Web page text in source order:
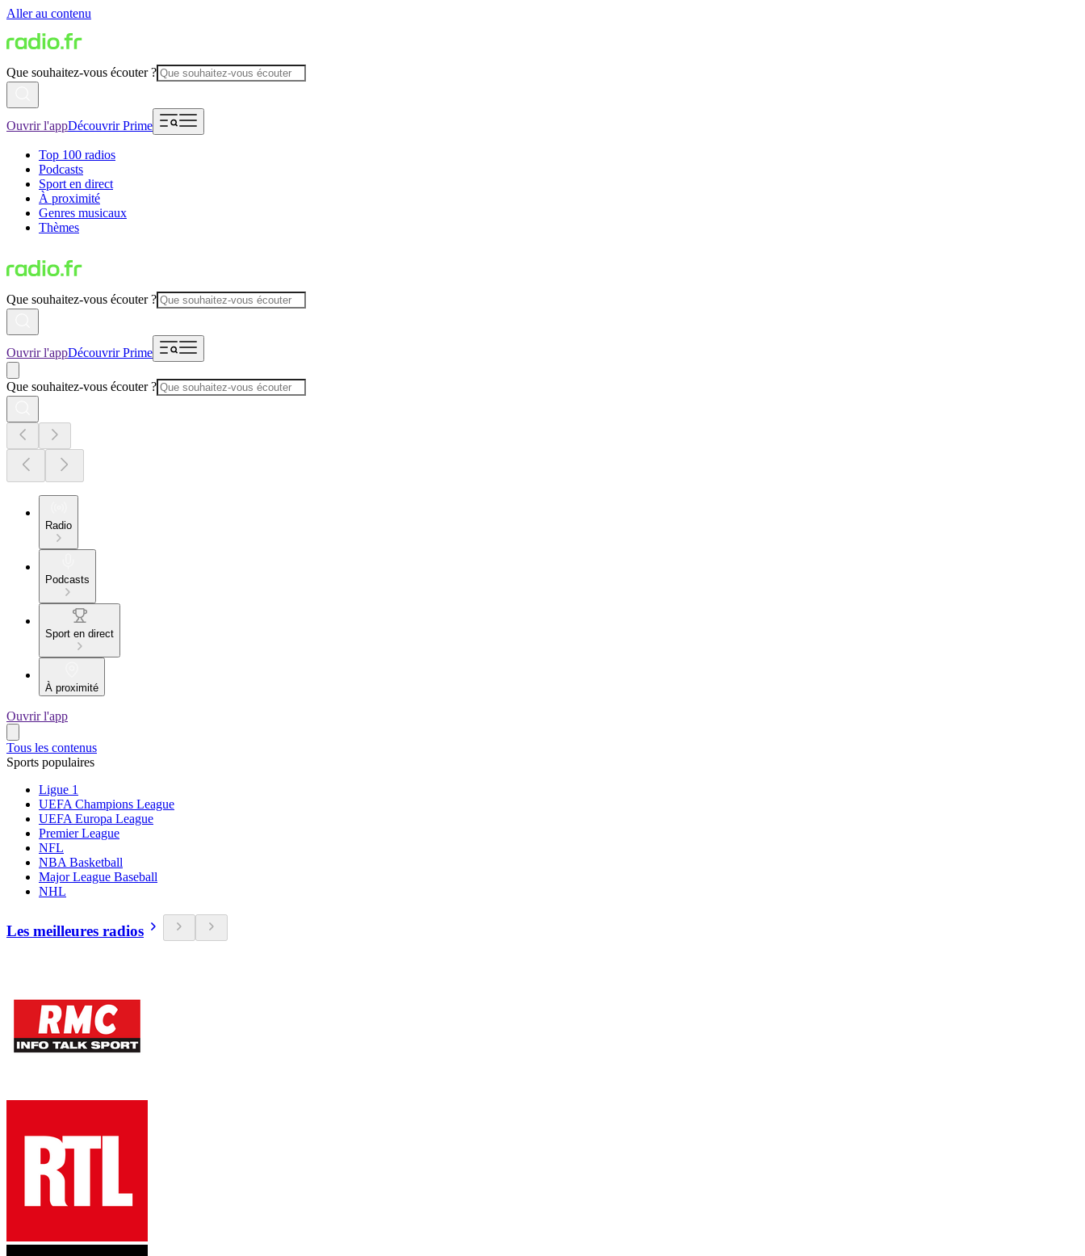
Aller au contenu
Que souhaitez-vous écouter ?
Ouvrir l'appDécouvrir Prime
Top 100 radios
Podcasts
Sport en direct
À proximité
Genres musicaux
Thèmes
Que souhaitez-vous écouter ?
Ouvrir l'appDécouvrir Prime
Que souhaitez-vous écouter ?
Radio
Podcasts
Sport en direct
À proximité
Ouvrir l'app
Tous les contenus
Sports populaires
Ligue 1
UEFA Champions League
UEFA Europa League
Premier League
NFL
NBA Basketball
Major League Baseball
NHL
Les meilleures radios